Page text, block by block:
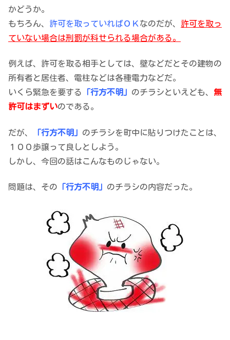
かどうか。
もちろん、 許可を取っていればＯＫ なのだが、 許可を取っ
ていない場合は刑罰が科せられる場合がある。
例えば、許可を取る相手としては、壁などだとその建物の
所有者と居住者、電柱などは各種電力などだ。
いくら緊急を要する
「行方不明」 のチラシといえども、 無
許可はまずいのである。
だが、 「行方不明」 のチラシを町中に貼りつけたことは、
１００歩譲って良しとしよう。
しかし、今回の話はこんなものじゃない。
問題は、その 「行方不明」 のチラシの内容だった。